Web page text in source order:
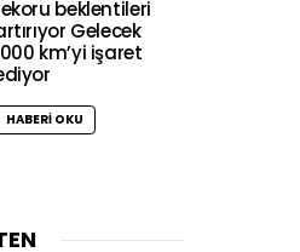
beklentileri
Gelecek
km’yi işaret
HABERI OKU